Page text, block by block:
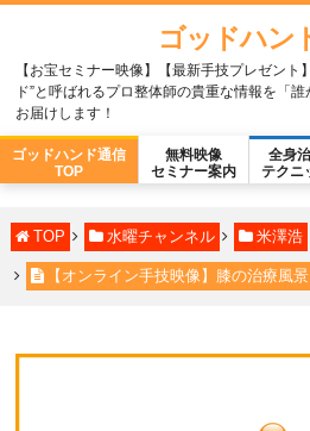
ゴッドハン
【お宝セミナー映像】【最新手技プレゼント
ド”と呼ばれるプロ整体師の貴重な情報を「
お届けします！
ゴッドハンド通信
TOP
無料映像
セミナー案内
全身
テクニ
TOP 水曜チャンネル 米澤浩
【オンライン手技映像】膝の治療風